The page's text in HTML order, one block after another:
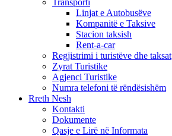
Transporti
Linjat e Autobusëve
Kompanitë e Taksive
Stacion taksish
Rent-a-car
Regjistrimi i turistëve dhe taksat
Zyrat Turistike
Agjenci Turistike
Numra telefoni të rëndësishëm
Rreth Nesh
Kontakti
Dokumente
Qasje e Lirë në Informata